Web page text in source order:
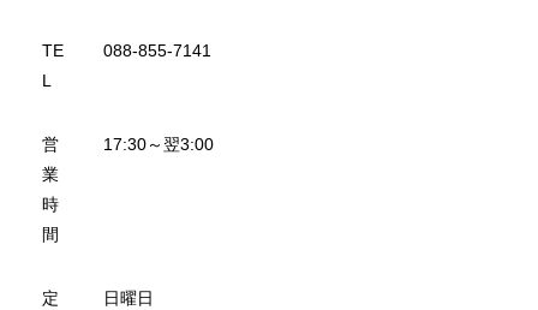
TE
L
088-855-7141
営
業
時
間
17:30～翌3:00
定
日曜日